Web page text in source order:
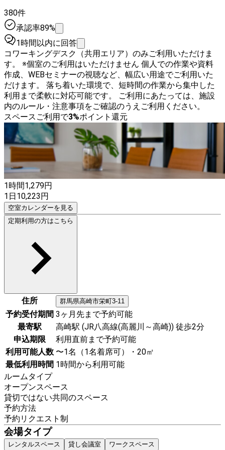
380件
承認率89%
1時間以内に回答
コワーキングデスク（共用エリア）のみご利用いただけま
す。 ※個室のご利用はいただけません 個人での作業や資料
作成、WEBセミナーの視聴など、幅広い用途でご利用いた
だけます。 落ち着いた環境で、短時間の作業から集中した
利用まで柔軟に対応可能です。 ご利用にあたっては、施設
内のルール・注意事項をご確認のうえご利用ください。
スペースご利用で3%ポイント還元
1時間1,279円
1日10,223円
空室カレンダーを見る
定期利用の方はこちら
住所 群馬県高崎市栄町3-11
予約受付期間 3ヶ月先まで予約可能
最寄駅
高崎駅 (JR八高線(高麗川～高崎)) 徒歩2分
申込期限
利用直前まで予約可能
利用可能人数 〜1名（1名着席可）・20㎡
最低利用時間 1時間から利用可能
ルームタイプ
オープンスペース
貸切ではない共同のスペース
予約方法
予約リクエスト制
会場タイプ
レンタルスペース 貸し会議室 ワークスペース